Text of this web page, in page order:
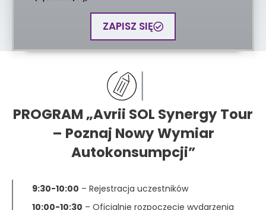
ZAPISZ SIĘ
PROGRAM „Avrii SOL Synergy Tour
– Poznaj Nowy Wymiar
Autokonsumpcji”
9:30-10:00 – Rejestracja uczestników
10:00-10:30 – Oficjalnie rozpoczęcie wydarzenia